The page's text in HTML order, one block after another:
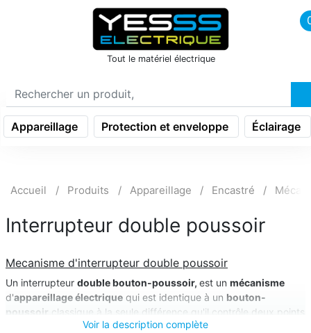
icon menu burger
Tout le matériel électrique
Appareillage Protection et enveloppe Éclairage
Accueil Produits Appareillage Encastré
Interrupteur double poussoir
Mecanisme d'interrupteur double poussoir
Un interrupteur double bouton-poussoir, est un mécanisme
d'appareillage électrique qui est identique à un bouton-
poussoir classique à la seule différence qu'il contrôle deux points
d'éclairage différents sur un seul poste.
Voir la description complète